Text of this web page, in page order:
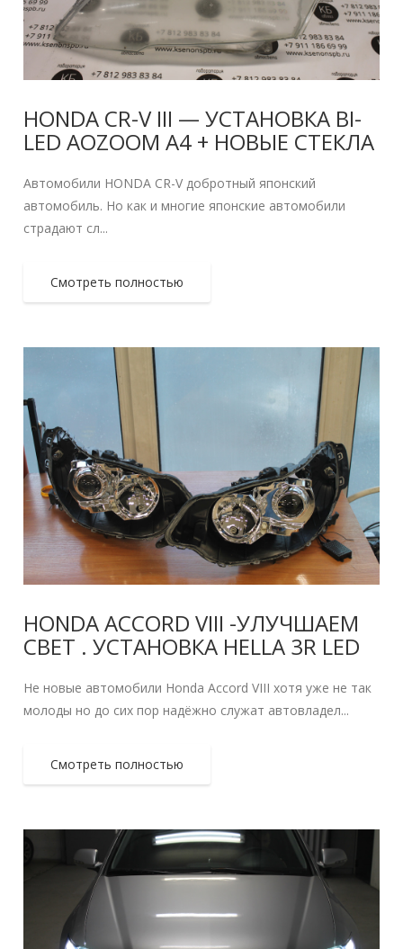
HONDA CR-V III — УСТАНОВКА BI-
LED AOZOOM A4 + НОВЫЕ СТЕКЛА
Автомобили HONDA CR-V добротный японский
автомобиль. Но как и многие японские автомобили
страдают сл...
Смотреть полностью
HONDA ACCORD VIII -УЛУЧШАЕМ
СВЕТ . УСТАНОВКА HELLA 3R LED
Не новые автомобили Honda Accord VIII хотя уже не так
молоды но до сих пор надёжно служат автовладел...
Смотреть полностью